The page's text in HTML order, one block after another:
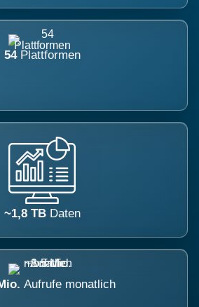
54 Plattformen
~1,8 TB Daten
Aufrufe monatlich